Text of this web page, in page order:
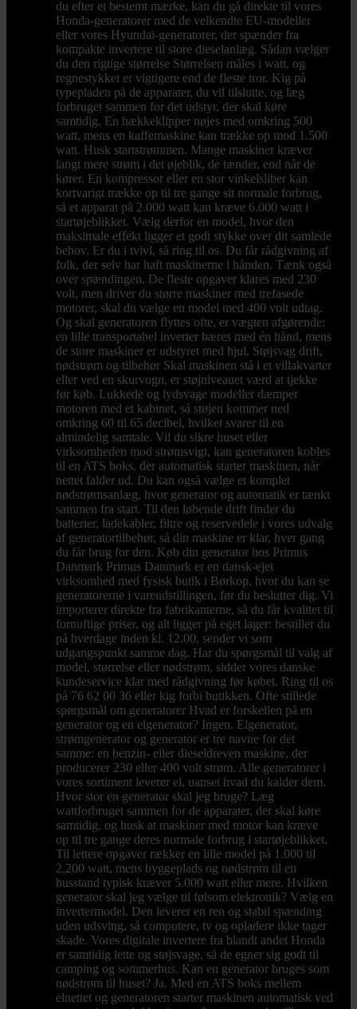
du efter et bestemt mærke, kan du gå direkte til vores
Honda-generatorer med de velkendte EU-modeller
eller vores Hyundai-generatorer, der spænder fra
kompakte invertere til store dieselanlæg. Sådan vælger
du den rigtige størrelse Størrelsen måles i watt, og
regnestykket er vigtigere end de fleste tror. Kig på
typepladen på de apparater, du vil tilslutte, og læg
forbruget sammen for det udstyr, der skal køre
samtidig. En hækkeklipper nøjes med omkring 500
watt, mens en kaffemaskine kan trække op mod 1.500
watt. Husk startstrømmen. Mange maskiner kræver
langt mere strøm i det øjeblik, de tænder, end når de
kører. En kompressor eller en stor vinkelsliber kan
kortvarigt trække op til tre gange sit normale forbrug,
så et apparat på 2.000 watt kan kræve 6.000 watt i
startøjeblikket. Vælg derfor en model, hvor den
maksimale effekt ligger et godt stykke over dit samlede
behov. Er du i tvivl, så ring til os. Du får rådgivning af
folk, der selv har haft maskinerne i hånden. Tænk også
over spændingen. De fleste opgaver klares med 230
volt, men driver du større maskiner med trefasede
motorer, skal du vælge en model med 400 volt udtag.
Og skal generatoren flyttes ofte, er vægten afgørende:
en lille transportabel inverter bæres med én hånd, mens
de store maskiner er udstyret med hjul. Støjsvag drift,
nødstrøm og tilbehør Skal maskinen stå i et villakvarter
eller ved en skurvogn, er støjniveauet værd at tjekke
før køb. Lukkede og lydsvage modeller dæmper
motoren med et kabinet, så støjen kommer ned
omkring 60 til 65 decibel, hvilket svarer til en
almindelig samtale. Vil du sikre huset eller
virksomheden mod strømsvigt, kan generatoren kobles
til en ATS boks, der automatisk starter maskinen, når
nettet falder ud. Du kan også vælge et komplet
nødstrømsanlæg, hvor generator og automatik er tænkt
sammen fra start. Til den løbende drift finder du
batterier, ladekabler, filtre og reservedele i vores udvalg
af generatortilbehør, så din maskine er klar, hver gang
du får brug for den. Køb din generator hos Primus
Danmark Primus Danmark er en dansk-ejet
virksomhed med fysisk butik i Børkop, hvor du kan se
generatorerne i vareudstillingen, før du beslutter dig. Vi
importerer direkte fra fabrikanterne, så du får kvalitet til
fornuftige priser, og alt ligger på eget lager: bestiller du
på hverdage inden kl. 12.00, sender vi som
udgangspunkt samme dag. Har du spørgsmål til valg af
model, størrelse eller nødstrøm, sidder vores danske
kundeservice klar med rådgivning før købet. Ring til os
på 76 62 00 36 eller kig forbi butikken. Ofte stillede
spørgsmål om generatorer Hvad er forskellen på en
generator og en elgenerator? Ingen. Elgenerator,
strømgenerator og generator er tre navne for det
samme: en benzin- eller dieseldreven maskine, der
producerer 230 eller 400 volt strøm. Alle generatorer i
vores sortiment leverer el, uanset hvad du kalder dem.
Hvor stor en generator skal jeg bruge? Læg
wattforbruget sammen for de apparater, der skal køre
samtidig, og husk at maskiner med motor kan kræve
op til tre gange deres normale forbrug i startøjeblikket.
Til lettere opgaver rækker en lille model på 1.000 til
2.200 watt, mens byggeplads og nødstrøm til en
husstand typisk kræver 5.000 watt eller mere. Hvilken
generator skal jeg vælge til følsom elektronik? Vælg en
invertermodel. Den leverer en ren og stabil spænding
uden udsving, så computere, tv og opladere ikke tager
skade. Vores digitale invertere fra blandt andet Honda
er samtidig lette og støjsvage, så de egner sig godt til
camping og sommerhus. Kan en generator bruges som
nødstrøm til huset? Ja. Med en ATS boks mellem
elnettet og generatoren starter maskinen automatisk ved